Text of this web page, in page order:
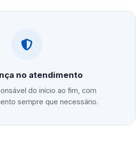
no atendimento
do início ao fim, com
sempre que necessário.